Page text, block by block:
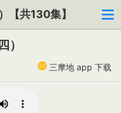
【共130集】
）
三摩地 app 下载